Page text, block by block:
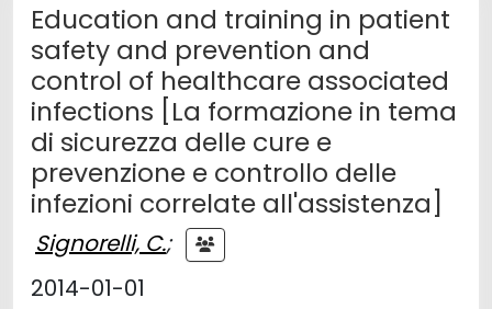
Education and training in patient
safety and prevention and
control of healthcare associated
infections [La formazione in tema
di sicurezza delle cure e
prevenzione e controllo delle
infezioni correlate all'assistenza]
Signorelli, C.;
2014-01-01